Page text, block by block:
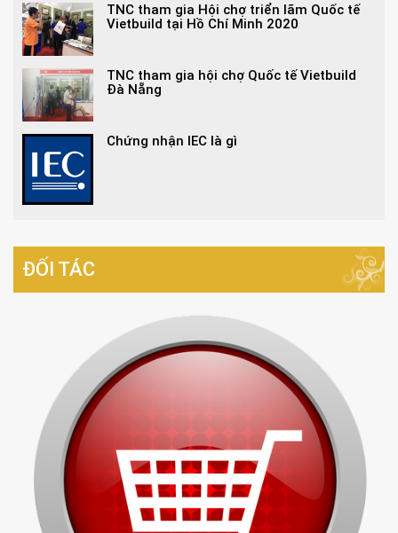
TNC tham gia Hội chợ triển lãm Quốc tế
Vietbuild tại Hồ Chí Minh 2020
TNC tham gia hội chợ Quốc tế Vietbuild
Đà Nẵng
Chứng nhận IEC là gì
ĐỐI TÁC